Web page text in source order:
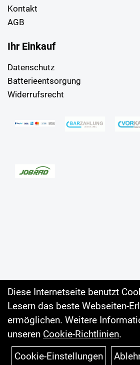
Kontakt
AGB
Ihr Einkauf
Datenschutz
Batterieentsorgung
Widerrufsrecht
Diese Internetseite benutzt
Lesern das beste Webseiten-
ermöglichen. Weitere
unseren Cookie-Richtlinien.
Cookie-Einstellungen